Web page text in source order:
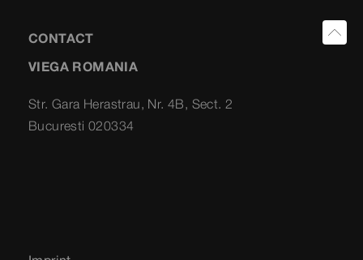
CONTACT
VIEGA ROMANIA
Str. Gara Herastrau, Nr. 4B, Sect. 2
Bucuresti 020334